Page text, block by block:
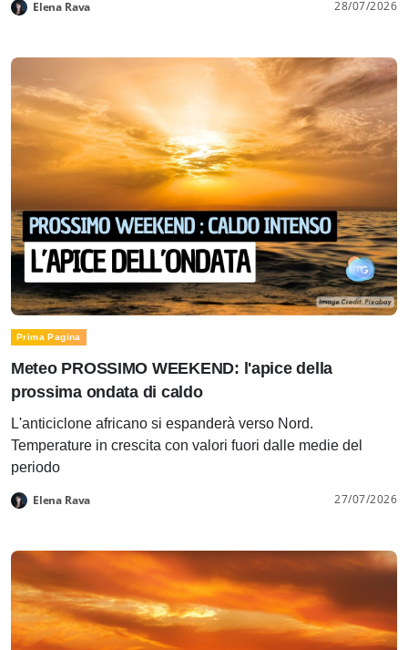
Elena Rava 28/07/2026
Prima Pagina
Meteo PROSSIMO WEEKEND: l'apice della
prossima ondata di caldo
L'anticiclone africano si espanderà verso Nord.
Temperature in crescita con valori fuori dalle medie del
periodo
Elena Rava 27/07/2026